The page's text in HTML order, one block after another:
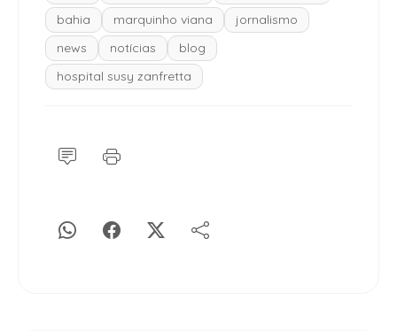
bahia
marquinho viana
jornalismo
news
notícias
blog
hospital susy zanfretta